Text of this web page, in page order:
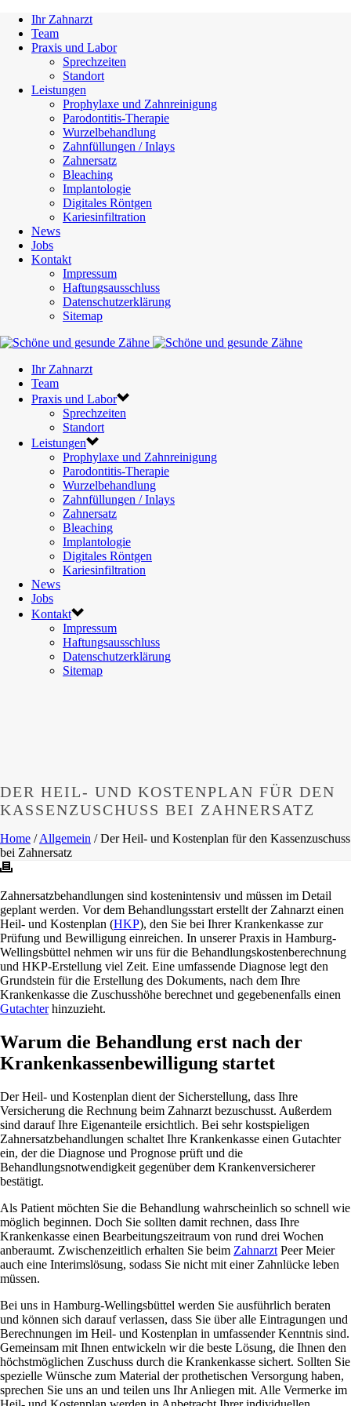
Ihr Zahnarzt
Team
Praxis und Labor
Sprechzeiten
Standort
Leistungen
Prophylaxe und Zahnreinigung
Parodontitis-Therapie
Wurzelbehandlung
Zahnfüllungen / Inlays
Zahnersatz
Bleaching
Implantologie
Digitales Röntgen
Kariesinfiltration
News
Jobs
Kontakt
Impressum
Haftungsausschluss
Datenschutzerklärung
Sitemap
Ihr Zahnarzt
Team
Praxis und Labor
Sprechzeiten
Standort
Leistungen
Prophylaxe und Zahnreinigung
Parodontitis-Therapie
Wurzelbehandlung
Zahnfüllungen / Inlays
Zahnersatz
Bleaching
Implantologie
Digitales Röntgen
Kariesinfiltration
News
Jobs
Kontakt
Impressum
Haftungsausschluss
Datenschutzerklärung
Sitemap
DER HEIL- UND KOSTENPLAN FÜR DEN
KASSENZUSCHUSS BEI ZAHNERSATZ
Home /Allgemein / Der Heil- und Kostenplan für den Kassenzuschuss
bei Zahnersatz
Zahnersatzbehandlungen sind kostenintensiv und müssen im Detail
geplant werden. Vor dem Behandlungsstart erstellt der Zahnarzt einen
Heil- und Kostenplan (HKP), den Sie bei Ihrer Krankenkasse zur
Prüfung und Bewilligung einreichen. In unserer Praxis in Hamburg-
Wellingsbüttel nehmen wir uns für die Behandlungskostenberechnung
und HKP-Erstellung viel Zeit. Eine umfassende Diagnose legt den
Grundstein für die Erstellung des Dokuments, nach dem Ihre
Krankenkasse die Zuschusshöhe berechnet und gegebenenfalls einen
Gutachterhinzuzieht.
Warum die Behandlung erst nach der
Krankenkassenbewilligung startet
Der Heil- und Kostenplan dient der Sicherstellung, dass Ihre
Versicherung die Rechnung beim Zahnarzt bezuschusst. Außerdem
sind darauf Ihre Eigenanteile ersichtlich. Bei sehr kostspieligen
Zahnersatzbehandlungen schaltet Ihre Krankenkasse einen Gutachter
ein, der die Diagnose und Prognose prüft und die
Behandlungsnotwendigkeit gegenüber dem Krankenversicherer
bestätigt.
Als Patient möchten Sie die Behandlung wahrscheinlich so schnell wie
möglich beginnen. Doch Sie sollten damit rechnen, dass Ihre
Krankenkasse einen Bearbeitungszeitraum von rund drei Wochen
anberaumt. Zwischenzeitlich erhalten Sie beim Zahnarzt Peer Meier
auch eine Interimslösung, sodass Sie nicht mit einer Zahnlücke leben
müssen.
Bei uns in Hamburg-Wellingsbüttel werden Sie ausführlich beraten
und können sich darauf verlassen, dass Sie über alle Eintragungen und
Berechnungen im Heil- und Kostenplan in umfassender Kenntnis sind.
Gemeinsam mit Ihnen entwickeln wir die beste Lösung, die Ihnen den
höchstmöglichen Zuschuss durch die Krankenkasse sichert. Sollten Sie
spezielle Wünsche zum Material der prothetischen Versorgung haben,
sprechen Sie uns an und teilen uns Ihr Anliegen mit. Alle Vermerke im